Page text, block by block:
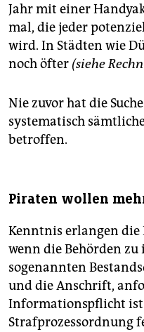
Jahr mit einer
mal, die jeder
wird. In Städten wie
noch öfter (siehe
Nie zuvor hat die
systematisch
betroffen.
Piraten wollen
Kenntnis erlangen die
wenn die Behörden
sogenannten
und die Anschrift,
Informationspflicht
Strafprozessordnung